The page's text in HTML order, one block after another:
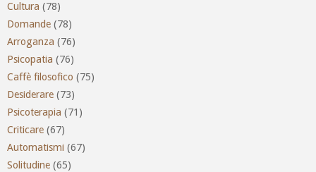
Cultura (78)
Domande (78)
Arroganza (76)
Psicopatia (76)
Caffè filosofico (75)
Desiderare (73)
Psicoterapia (71)
Criticare (67)
Automatismi (67)
Solitudine (65)